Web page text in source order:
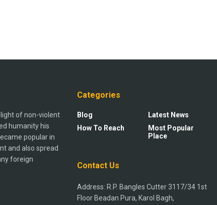
light of non-violent
humanity his
popular in
and also spread
foreign
Categories
Blog
How To Reach
Latest News
Most Popular
Place
Contact Us
Address: R.P. Bangles Cutter 3117/34 1st
Floor Beadan Pura, Karol Bagh,